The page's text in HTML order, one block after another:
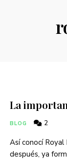
La
BLOG 2
Así conocí
después, ya